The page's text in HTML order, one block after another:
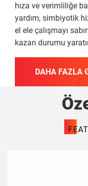
hıza ve verimliliğe
yardım, simbiyotik
el ele çalışmayı
kazan durumu
DAHA FAZLA